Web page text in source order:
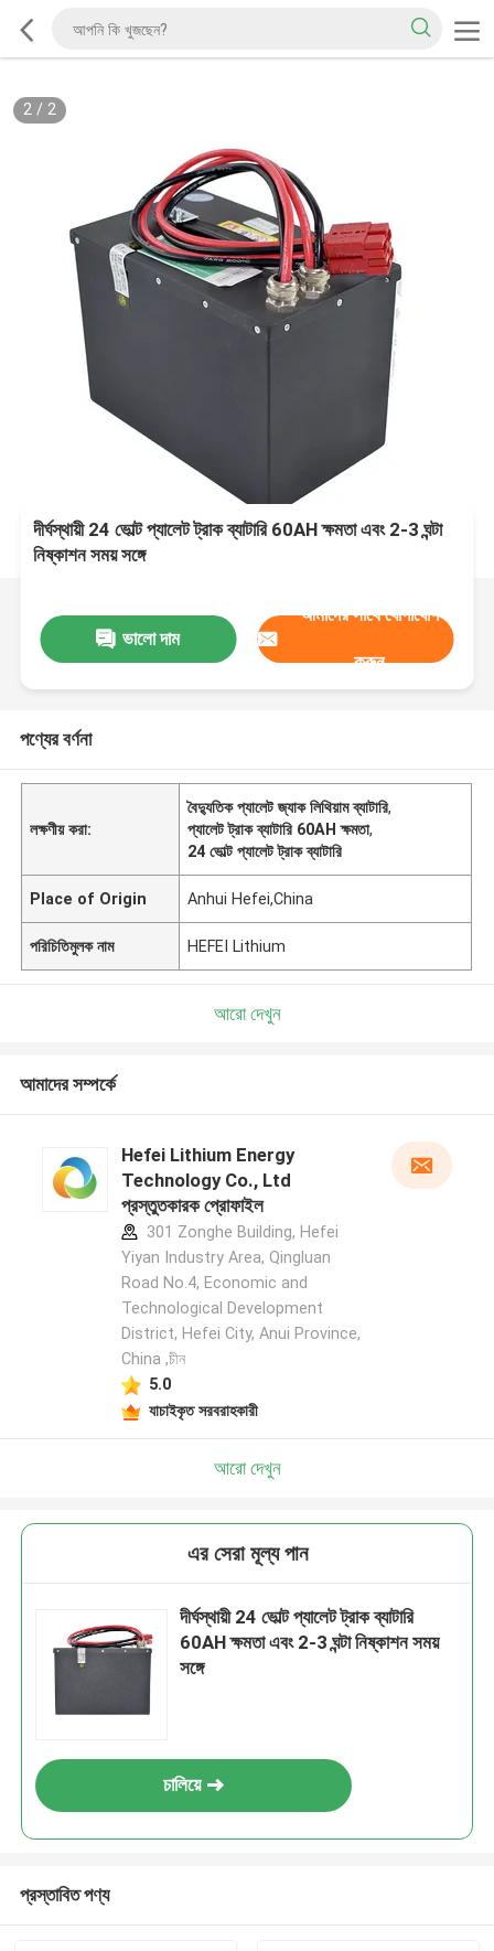
2/ 2
দীর্ঘস্থায়ী 24 ভোল্ট প্যালেট ট্রাক ব্যাটারি 60AH ক্ষমতা এবং 2-3 ঘন্টা
নিষ্কাশন সময় সঙ্গে
ভালো দাম
আমাদের সাথে যোগাযোগ
করুন
পণ্যের বর্ণনা
লক্ষণীয় করা:
বৈদ্যুতিক প্যালেট জ্যাক লিথিয়াম ব্যাটারি,
প্যালেট ট্রাক ব্যাটারি 60AH ক্ষমতা,
24 ভোল্ট প্যালেট ট্রাক ব্যাটারি
Place of Origin Anhui Hefei,China
পরিচিতিমুলক নাম HEFEI Lithium
আরো দেখুন
আমাদের সম্পর্কে
Hefei Lithium Energy
Technology Co., Ltd
প্রস্তুতকারক প্রোফাইল
301 Zonghe Building, Hefei
Yiyan Industry Area, Qingluan
Road No.4, Economic and
Technological Development
District, Hefei City, Anui Province,
China ,চীন
5.0
যাচাইকৃত সরবরাহকারী
আরো দেখুন
এর সেরা মূল্য পান
দীর্ঘস্থায়ী 24 ভোল্ট প্যালেট ট্রাক ব্যাটারি
60AH ক্ষমতা এবং 2-3 ঘন্টা নিষ্কাশন সময়
সঙ্গে
চালিয়ে
প্রস্তাবিত পণ্য